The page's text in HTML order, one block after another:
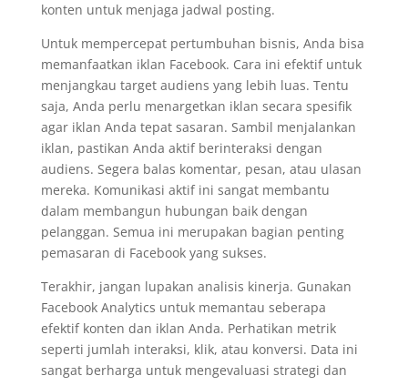
konten untuk menjaga jadwal posting.
Untuk mempercepat pertumbuhan bisnis, Anda bisa
memanfaatkan iklan Facebook. Cara ini efektif untuk
menjangkau target audiens yang lebih luas. Tentu
saja, Anda perlu menargetkan iklan secara spesifik
agar iklan Anda tepat sasaran. Sambil menjalankan
iklan, pastikan Anda aktif berinteraksi dengan
audiens. Segera balas komentar, pesan, atau ulasan
mereka. Komunikasi aktif ini sangat membantu
dalam membangun hubungan baik dengan
pelanggan. Semua ini merupakan bagian penting
pemasaran di Facebook yang sukses.
Terakhir, jangan lupakan analisis kinerja. Gunakan
Facebook Analytics untuk memantau seberapa
efektif konten dan iklan Anda. Perhatikan metrik
seperti jumlah interaksi, klik, atau konversi. Data ini
sangat berharga untuk mengevaluasi strategi dan